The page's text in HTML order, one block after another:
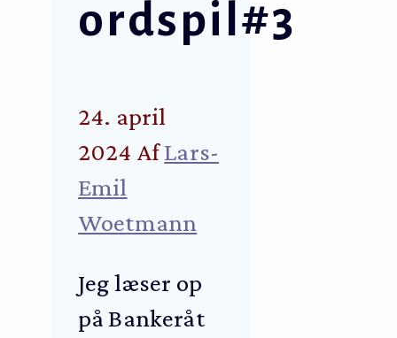
ordspil#3
24. april
2024 AfLars-
Emil
Woetmann
Jeg læser op
på Bankeråt